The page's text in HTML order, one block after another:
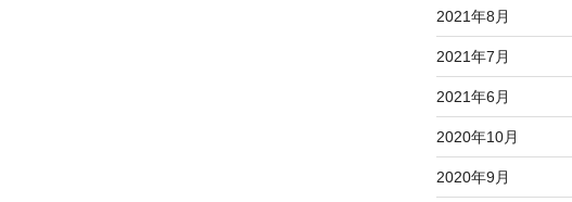
2021年8月
2021年7月
2021年6月
2020年10月
2020年9月